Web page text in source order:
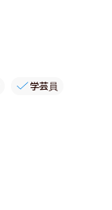
学芸員